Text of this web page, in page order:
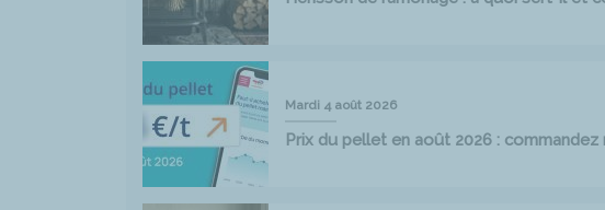
Mardi 4 août 2026
Prix du pellet en août 2026 :